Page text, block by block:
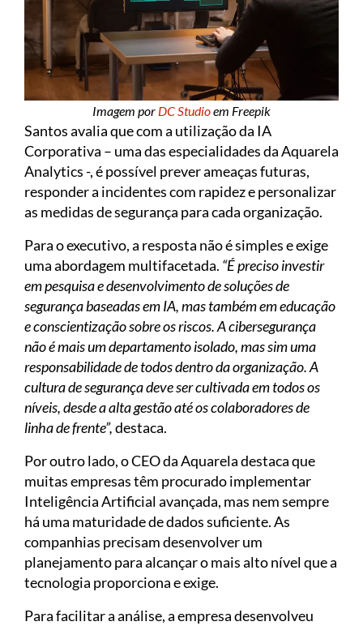
Imagem por DC Studioem Freepik
Santos avalia que com a utilização da IA
Corporativa – uma das especialidades da Aquarela
Analytics -, é possível prever ameaças futuras,
responder a incidentes com rapidez e personalizar
as medidas de segurança para cada organização.
Para o executivo, a resposta não é simples e exige
uma abordagem multifacetada. “É preciso investir
em pesquisa e desenvolvimento de soluções de
segurança baseadas em IA, mas também em educação
e conscientização sobre os riscos. A cibersegurança
não é mais um departamento isolado, mas sim uma
responsabilidade de todos dentro da organização. A
cultura de segurança deve ser cultivada em todos os
níveis, desde a alta gestão até os colaboradores de
linha de frente”,destaca.
Por outro lado, o CEO da Aquarela destaca que
muitas empresas têm procurado implementar
Inteligência Artificial avançada, mas nem sempre
há uma maturidade de dados suficiente. As
companhias precisam desenvolver um
planejamento para alcançar o mais alto nível que a
tecnologia proporciona e exige.
Para facilitar a análise, a empresa desenvolveu